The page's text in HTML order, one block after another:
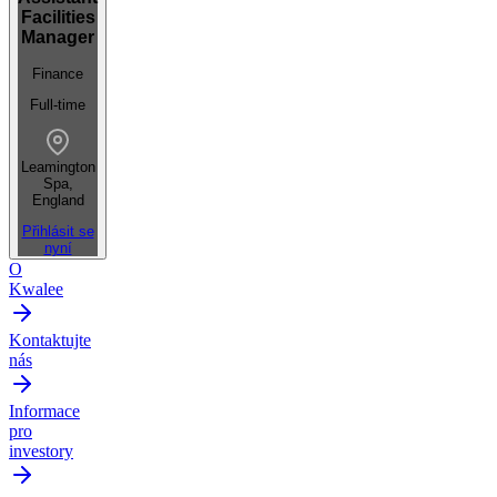
Facilities
Manager
Finance
Full-time
Leamington
Spa,
England
Přihlásit se
nyní
O
Kwalee
Kontaktujte
nás
Informace
pro
investory